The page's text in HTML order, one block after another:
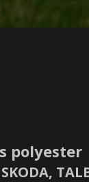
polyester